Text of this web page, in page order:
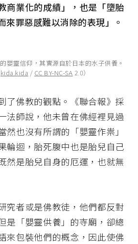
商業化的成績」，也是「墮胎
來罪惡感難以消除的表現」。
嬰靈信仰，其實源自於日本的水子供養。
kida.kida / CC BY-NC-SA 2.0）
了佛教的觀點。《聯合報》採
法師說，他未曾在佛經裡見過
然也沒有所謂的「嬰靈作祟」
輪迴，胎死腹中也是胎兒自己
然是胎兒自身的厄運，也就無
究者或是佛教徒，他們都反對
是「嬰靈供養」的寺廟，卻總
來包裝他們的概念，因此使佛